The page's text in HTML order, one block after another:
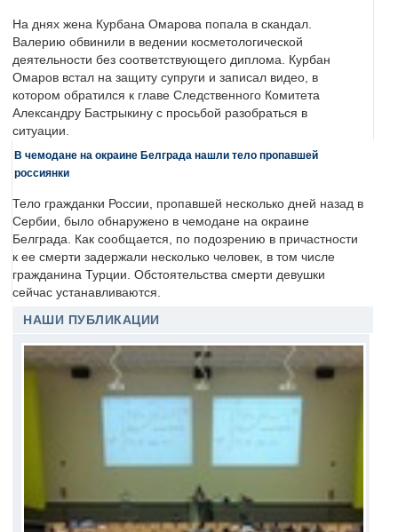
На днях жена Курбана Омарова попала в скандал.
Валерию обвинили в ведении косметологической
деятельности без соответствующего диплома. Курбан
Омаров встал на защиту супруги и записал видео, в
котором обратился к главе Следственного Комитета
Александру Бастрыкину с просьбой разобраться в
ситуации.
В чемодане на окраине Белграда нашли тело пропавшей
россиянки
Тело гражданки России, пропавшей несколько дней назад в
Сербии, было обнаружено в чемодане на окраине
Белграда. Как сообщается, по подозрению в причастности
к ее смерти задержали несколько человек, в том числе
гражданина Турции. Обстоятельства смерти девушки
сейчас устанавливаются.
НАШИ ПУБЛИКАЦИИ